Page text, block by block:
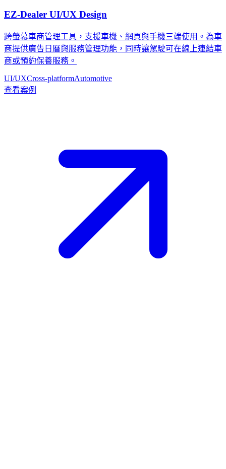
EZ-Dealer UI/UX Design
跨螢幕車商管理工具，支援車機、網頁與手機三端使用。為車
商提供廣告日曆與服務管理功能，同時讓駕駛可在線上連結車
商或預約保養服務。
UI/UXCross-platformAutomotive
查看案例